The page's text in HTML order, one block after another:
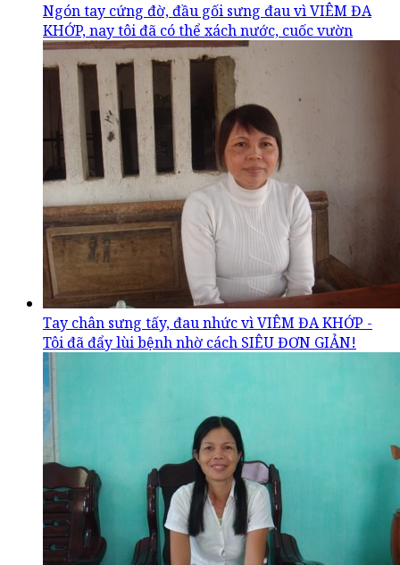
Ngón tay cứng đờ, đầu gối sưng đau vì VIÊM ĐA
KHỚP, nay tôi đã có thể xách nước, cuốc vườn
Tay chân sưng tấy, đau nhức vì VIÊM ĐA KHỚP -
Tôi đã đẩy lùi bệnh nhờ cách SIÊU ĐƠN GIẢN!